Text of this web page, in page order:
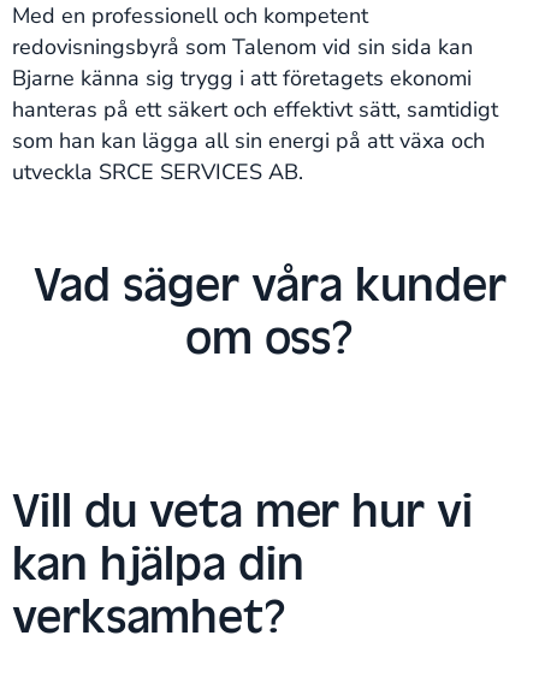
Med en professionell och kompetent
redovisningsbyrå som Talenom vid sin sida kan
Bjarne känna sig trygg i att företagets ekonomi
hanteras på ett säkert och effektivt sätt, samtidigt
som han kan lägga all sin energi på att växa och
utveckla SRCE SERVICES AB.
Vad säger våra kunder
om oss?
Vill du veta mer hur vi
kan hjälpa din
verksamhet?